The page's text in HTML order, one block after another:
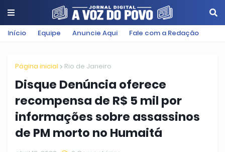
Início Equipe Anuncie Aqui Fale com a Redação
Página inicial Rio de Janeiro
Disque Denúncia oferece
recompensa de R$ 5 mil por
informações sobre assassinos
de PM morto no Humaitá